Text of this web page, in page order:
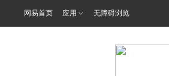
网易首页 应用 无障碍浏览